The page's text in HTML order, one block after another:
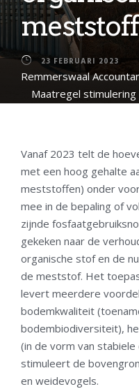
23 FEBRUARI 2023
Remmerswaal
Maatregel
Vanaf 2023 telt de
met een hoog gehalte
meststoffen) onder
mee in de bepaling of
zijnde
gekeken naar de
organische stof en de
de meststof. Het
levert meerdere
bodemkwaliteit
bodembiodiversiteit),
(in de vorm van
stimuleert de
en weidevogels.